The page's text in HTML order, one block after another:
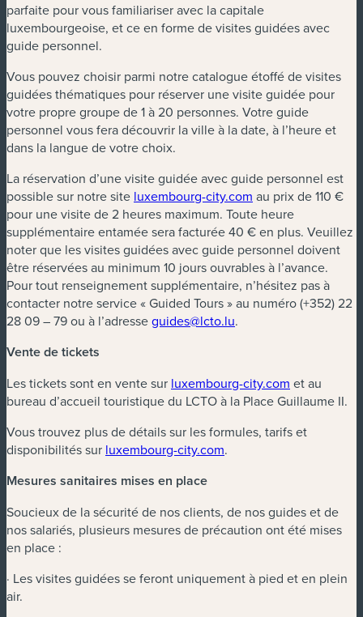
parfaite pour vous familiariser avec la capitale
luxembourgeoise, et ce en forme de visites guidées avec
guide personnel.
Vous pouvez choisir parmi notre catalogue étoffé de visites
guidées thématiques pour réserver une visite guidée pour
votre propre groupe de 1 à 20 personnes. Votre guide
personnel vous fera découvrir la ville à la date, à l’heure et
dans la langue de votre choix.
La réservation d’une visite guidée avec guide personnel est
possible sur notre site luxembourg-city.com au prix de 110 €
pour une visite de 2 heures maximum. Toute heure
supplémentaire entamée sera facturée 40 € en plus. Veuillez
noter que les visites guidées avec guide personnel doivent
être réservées au minimum 10 jours ouvrables à l’avance.
Pour tout renseignement supplémentaire, n’hésitez pas à
contacter notre service « Guided Tours » au numéro (+352) 22
28 09 – 79 ou à l’adresseguides@lcto.lu.
Vente de tickets
Les tickets sont en vente sur luxembourg-city.com et au
bureau d’accueil touristique du LCTO à la Place Guillaume II.
Vous trouvez plus de détails sur les formules, tarifs et
disponibilités sur luxembourg-city.com.
Mesures sanitaires mises en place
Soucieux de la sécurité de nos clients, de nos guides et de
nos salariés, plusieurs mesures de précaution ont été mises
en place :
· Les visites guidées se feront uniquement à pied et en plein
air.